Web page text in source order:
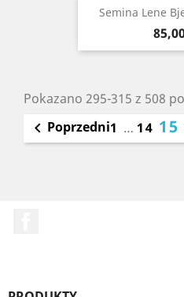
Semina Lene
Cena
Pokazano 295-315 z 508
 Poprzedni1 … 14 15